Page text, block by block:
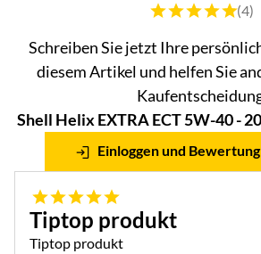
Bewertung: 5 von
(4)
Schreiben Sie jetzt Ihre
diesem Artikel und helfen Sie
Shell Helix EXTRA ECT 5W-40 -
Einloggen und
5 von 5
Tiptop produkt
Tiptop produkt